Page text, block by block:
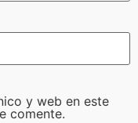
y web en este
comente.